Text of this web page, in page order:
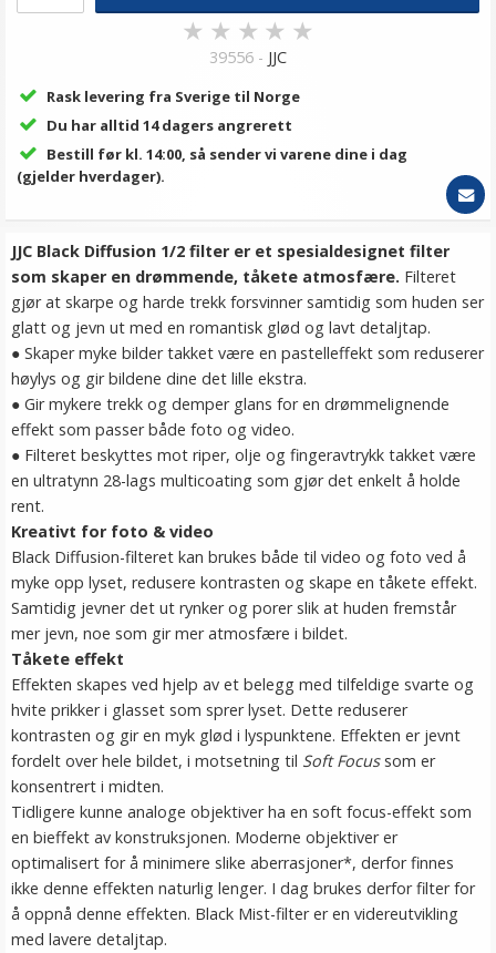
★ ★ ★ ★ ★
39556 - JJC
Rask levering fra Sverige til Norge
Du har alltid 14 dagers angrerett
Bestill før kl. 14:00, så sender vi varene dine i dag
(gjelder hverdager).
JJC Black Diffusion 1/2 filter er et spesialdesignet filter
som skaper en drømmende, tåkete atmosfære. Filteret
gjør at skarpe og harde trekk forsvinner samtidig som huden ser
glatt og jevn ut med en romantisk glød og lavt detaljtap.
● Skaper myke bilder takket være en pastelleffekt som reduserer
høylys og gir bildene dine det lille ekstra.
● Gir mykere trekk og demper glans for en drømmelignende
effekt som passer både foto og video.
● Filteret beskyttes mot riper, olje og fingeravtrykk takket være
en ultratynn 28-lags multicoating som gjør det enkelt å holde
rent.
Kreativt for foto & video
Black Diffusion-filteret kan brukes både til video og foto ved å
myke opp lyset, redusere kontrasten og skape en tåkete effekt.
Samtidig jevner det ut rynker og porer slik at huden fremstår
mer jevn, noe som gir mer atmosfære i bildet.
Tåkete effekt
Effekten skapes ved hjelp av et belegg med tilfeldige svarte og
hvite prikker i glasset som sprer lyset. Dette reduserer
kontrasten og gir en myk glød i lyspunktene. Effekten er jevnt
fordelt over hele bildet, i motsetning til Soft Focussom er
konsentrert i midten.
Tidligere kunne analoge objektiver ha en soft focus-effekt som
en bieffekt av konstruksjonen. Moderne objektiver er
optimalisert for å minimere slike aberrasjoner*, derfor finnes
ikke denne effekten naturlig lenger. I dag brukes derfor filter for
å oppnå denne effekten. Black Mist-filter er en videreutvikling
med lavere detaljtap.